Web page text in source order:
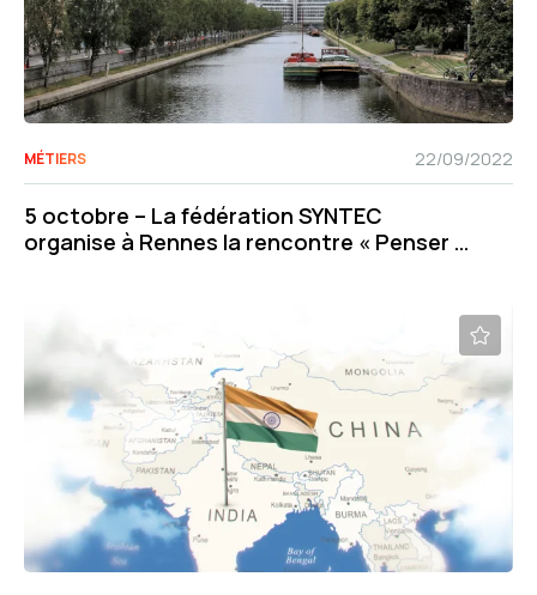
MÉTIERS 22/09/2022
5 octobre – La fédération SYNTEC
organise à Rennes la rencontre « Penser la